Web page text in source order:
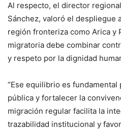
Al respecto, el director
Sánchez, valoró el despliegue
región fronteriza como Arica y
migratoria debe combinar
y respeto por la dignidad
“Ese equilibrio es
pública y fortalecer la
migración regular facilita la
trazabilidad institucional y